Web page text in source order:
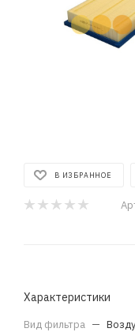
В ИЗБРАННОЕ
Характеристики
Вид фильтра —